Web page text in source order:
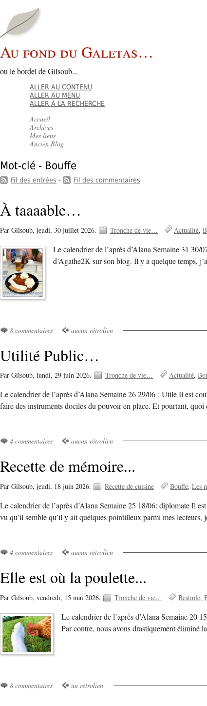
Au fond du Galetas…
ou le bordel de Gilsoub...
ALLER AU CONTENU
ALLER AU MENU
ALLER À LA RECHERCHE
Accueil
Archives
Mes liens
Ancien Blog
Mot-clé - Bouffe
Fil des entrées - Fil des commentaires
À taaaable…
Par Gilsoub, jeudi, 30 juillet 2026. Tronche de vie… Actualité
Le calendrier de l’après d’Alana Semaine 31
d’Agathe2K sur son blog. Il y a quelque temps,
8 commentaires aucun rétrolien
Utilité Public…
Par Gilsoub, lundi, 29 juin 2026. Tronche de vie… Actualité
Le calendrier de l’après d’Alana Semaine 26 29/06 : Utile Il est
faire des instruments dociles du pouvoir en place. Et pourtant,
4 commentaires aucun rétrolien
Recette de mémoire...
Par Gilsoub, jeudi, 18 juin 2026. Recette de cuisine Bouffe Les
Le calendrier de l’après d’Alana Semaine 25 18/06: diplomate Il
vu qu’il semble qu’il y ait quelques pointilleux parmi mes
4 commentaires aucun rétrolien
Elle est où la poulette...
Par Gilsoub, vendredi, 15 mai 2026. Tronche de vie… Bestiole
Le calendrier de l’après d’Alana Semaine 20
Par contre, nous avons drastiquement
8 commentaires un rétrolien